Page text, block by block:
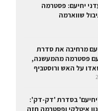
יחיעם: פסטרמה
שווארמה
מרחיבה את סדרת
עם פסטרמה מהמעשנה,
על האש ורוסטביף
בסדרת 'דק-דק':
איטלקי ופסטרמה חזה